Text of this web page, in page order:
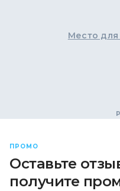
Место
ПРОМО
Оставьте
получите